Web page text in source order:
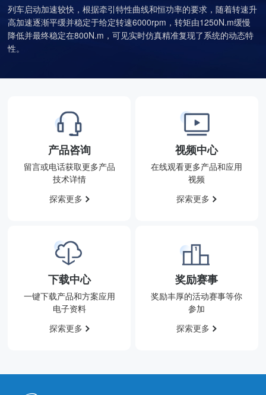
列车启动加速较快，根据牵引特性曲线和恒功率的要求，随着转速升
高加速逐渐平缓并稳定于给定转速6000rpm，转矩由1250N.m缓慢
降低并最终稳定在800N.m，可见实时仿真精准复现了系统的动态特
性。
产品咨询
留言或电话获取更多产品
技术详情
探索更多
视频中心
在线观看更多产品和应用
视频
探索更多
下载中心
一键下载产品和方案应用
电子资料
探索更多
奖励赛事
奖励丰厚的活动赛事等你
参加
探索更多